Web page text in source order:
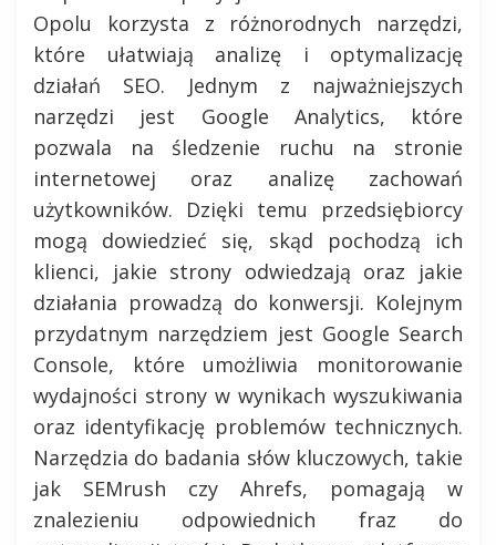
Opolu korzysta z różnorodnych narzędzi,
które ułatwiają analizę i optymalizację
działań SEO. Jednym z najważniejszych
narzędzi jest Google Analytics, które
pozwala na śledzenie ruchu na stronie
internetowej oraz analizę zachowań
użytkowników. Dzięki temu przedsiębiorcy
mogą dowiedzieć się, skąd pochodzą ich
klienci, jakie strony odwiedzają oraz jakie
działania prowadzą do konwersji. Kolejnym
przydatnym narzędziem jest Google Search
Console, które umożliwia monitorowanie
wydajności strony w wynikach wyszukiwania
oraz identyfikację problemów technicznych.
Narzędzia do badania słów kluczowych, takie
jak SEMrush czy Ahrefs, pomagają w
znalezieniu odpowiednich fraz do